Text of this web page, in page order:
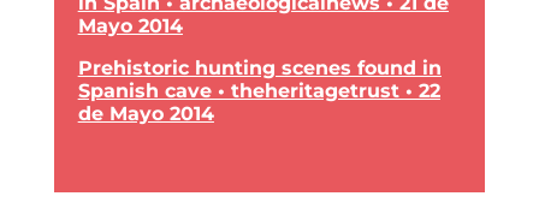
Mayo 2014
Prehistoric hunting scenes found in
Spanish cave • theheritagetrust • 22
de Mayo 2014